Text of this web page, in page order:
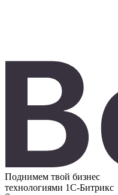
Поднимем твой бизнес
технологиями 1С-Битрикс